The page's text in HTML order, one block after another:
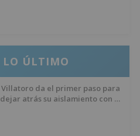
LO ÚLTIMO
Villatoro da el primer paso para
dejar atrás su aislamiento con el